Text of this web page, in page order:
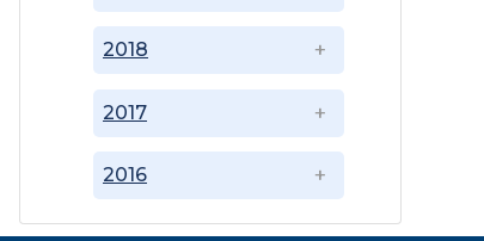
2016
2017
2018